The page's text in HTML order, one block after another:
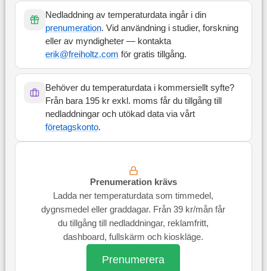
Nedladdning av temperaturdata ingår i din
prenumeration. Vid användning i studier, forskning
eller av myndigheter — kontakta
erik@freiholtz.com för gratis tillgång.
Behöver du temperaturdata i kommersiellt syfte?
Från bara 195 kr exkl. moms får du tillgång till
nedladdningar och utökad data via vårt
företagskonto.
Prenumeration krävs
Ladda ner temperaturdata som timmedel,
dygnsmedel eller graddagar. Från 39 kr/mån får
du tillgång till nedladdningar, reklamfritt,
dashboard, fullskärm och kioskläge.
Prenumerera